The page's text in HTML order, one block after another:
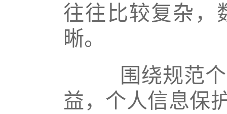
往往比较复杂，
晰。
围绕规范个
益，个人信息保